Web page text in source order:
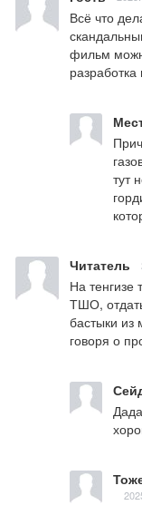
Всё что
фильм
тут
Читатель
На
ТШО,
бастыки
говоря о